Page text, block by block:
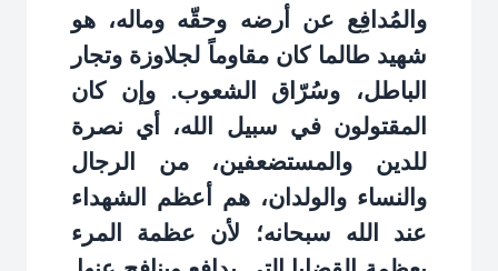
والمُدافِع عن أرضه وحقّه وماله، هو
شهيد طالما كان مقاوماً لجلاوزة وتجار
الباطل، وسُرّاق الشعوب. وإن كان
المقتولون في سبيل الله، أي نصرة
للدين والمستضعفين، من الرجال
والنساء والولدان، هم أعظم الشهداء
عند الله سبحانه؛ لأن عظمة المرء